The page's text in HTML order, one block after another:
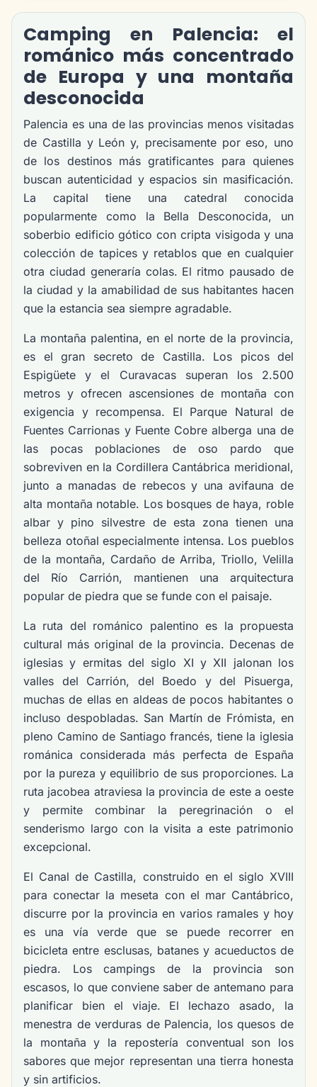
Camping en Palencia: el
románico más concentrado
de Europa y una montaña
desconocida
Palencia es una de las provincias menos visitadas
de Castilla y León y, precisamente por eso, uno
de los destinos más gratificantes para quienes
buscan autenticidad y espacios sin masificación.
La capital tiene una catedral conocida
popularmente como la Bella Desconocida, un
soberbio edificio gótico con cripta visigoda y una
colección de tapices y retablos que en cualquier
otra ciudad generaría colas. El ritmo pausado de
la ciudad y la amabilidad de sus habitantes hacen
que la estancia sea siempre agradable.
La montaña palentina, en el norte de la provincia,
es el gran secreto de Castilla. Los picos del
Espigüete y el Curavacas superan los 2.500
metros y ofrecen ascensiones de montaña con
exigencia y recompensa. El Parque Natural de
Fuentes Carrionas y Fuente Cobre alberga una de
las pocas poblaciones de oso pardo que
sobreviven en la Cordillera Cantábrica meridional,
junto a manadas de rebecos y una avifauna de
alta montaña notable. Los bosques de haya, roble
albar y pino silvestre de esta zona tienen una
belleza otoñal especialmente intensa. Los pueblos
de la montaña, Cardaño de Arriba, Triollo, Velilla
del Río Carrión, mantienen una arquitectura
popular de piedra que se funde con el paisaje.
La ruta del románico palentino es la propuesta
cultural más original de la provincia. Decenas de
iglesias y ermitas del siglo XI y XII jalonan los
valles del Carrión, del Boedo y del Pisuerga,
muchas de ellas en aldeas de pocos habitantes o
incluso despobladas. San Martín de Frómista, en
pleno Camino de Santiago francés, tiene la iglesia
románica considerada más perfecta de España
por la pureza y equilibrio de sus proporciones. La
ruta jacobea atraviesa la provincia de este a oeste
y permite combinar la peregrinación o el
senderismo largo con la visita a este patrimonio
excepcional.
El Canal de Castilla, construido en el siglo XVIII
para conectar la meseta con el mar Cantábrico,
discurre por la provincia en varios ramales y hoy
es una vía verde que se puede recorrer en
bicicleta entre esclusas, batanes y acueductos de
piedra. Los campings de la provincia son
escasos, lo que conviene saber de antemano para
planificar bien el viaje. El lechazo asado, la
menestra de verduras de Palencia, los quesos de
la montaña y la repostería conventual son los
sabores que mejor representan una tierra honesta
y sin artificios.